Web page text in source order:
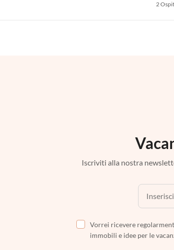
2
Iscriviti alla nostra
Vorrei ricevere
immobili e idee per le